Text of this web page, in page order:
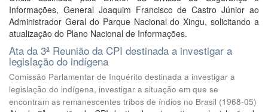
Informações, General Joaquim Francisco de Castro Júnior ao
Administrador Geral do Parque Nacional do Xingu, solicitando a
atualização do Plano Nacional de Informações.
Ata da 3ª Reunião da CPI destinada a investigar a
legislação do indígena
Comissão Parlamentar de Inquérito destinada a investigar a
legislação do indígena, investigar a situação em que se
encontram as remanescentes tribos de índios no Brasil (1968-05)